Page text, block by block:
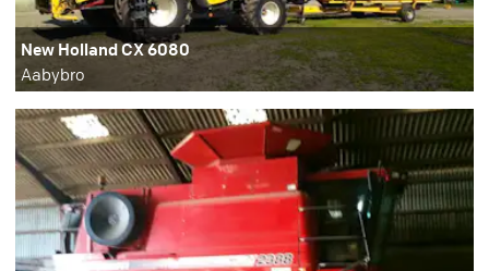
New Holland CX 6080
Aabybro